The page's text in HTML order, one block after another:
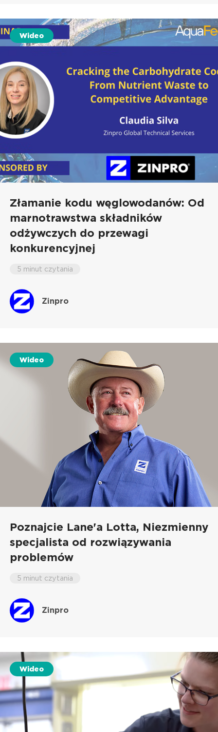
Wideo
Złamanie kodu węglowodanów: Od
marnotrawstwa składników
odżywczych do przewagi
konkurencyjnej
5 minut czytania
Zinpro
Wideo
Poznajcie Lane'a Lotta, Niezmienny
specjalista od rozwiązywania
problemów
5 minut czytania
Zinpro
Wideo